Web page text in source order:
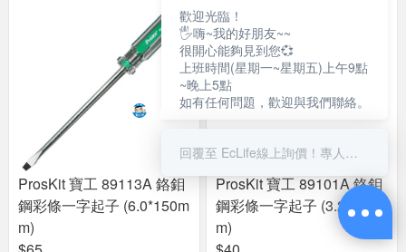
ProsKit 寶工 89113A 鉻鉬
鋼彩條一字起子 (6.0*150m
m)
ProsKit 寶工 89101A 鉻鉬
鋼彩條一字起子 (3.2*75m
m)
歡迎光臨！
🖐嗨~我的好朋友~~
很開心能夠見到您💞
上班時間(星期一~星期五)上午9點
~晚上5點
如有任何問題，歡迎與我們聯絡。
回覆至 EcLife線上詢價！專人服務